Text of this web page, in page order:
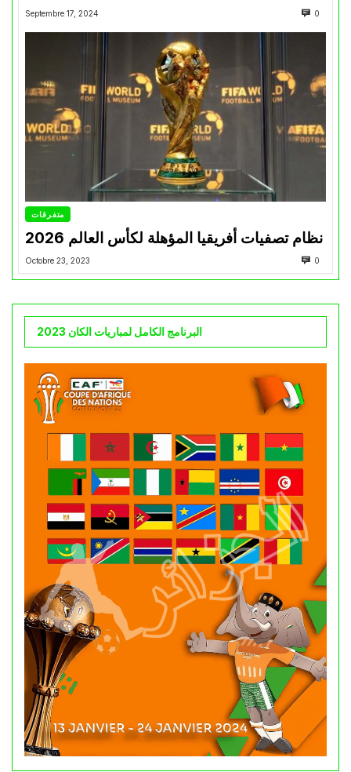
Septembre 17, 2024 0
متفرقات
نظام تصفيات أفريقيا المؤهلة لكأس العالم 2026
Octobre 23, 2023 0
البرنامج الكامل لمباريات الكان 2023